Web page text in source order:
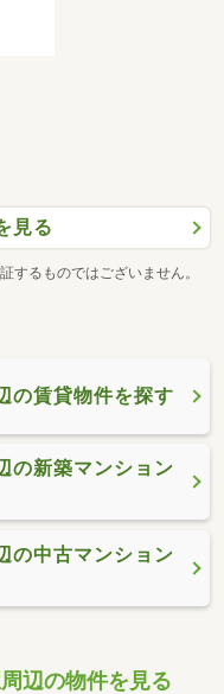
見る
するものではございません。
の賃貸物件を探す
の新築マンション
の中古マンション
辺の物件を見る